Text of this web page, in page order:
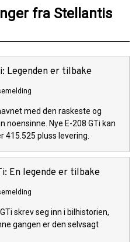
fra Stellantis
Legenden er tilbake
med den raskeste og
Nye E-208 GTi kan
415.525 pluss levering.
En legende er tilbake
skrev seg inn i bilhistorien,
gangen er den selvsagt